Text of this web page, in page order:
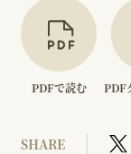
PDFで読む PDF
SHARE